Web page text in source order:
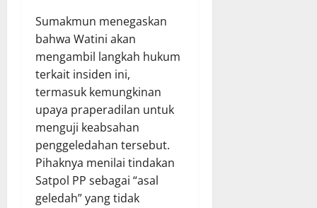
Sumakmun menegaskan
bahwa Watini akan
mengambil langkah hukum
terkait insiden ini,
termasuk kemungkinan
upaya praperadilan untuk
menguji keabsahan
penggeledahan tersebut.
Pihaknya menilai tindakan
Satpol PP sebagai “asal
geledah” yang tidak